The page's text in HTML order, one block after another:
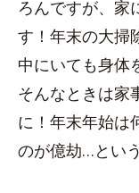
ろんですが、家
す！年末の大掃
中にいても身体
そんなときは家
に！年末年始は
のが億劫…とい